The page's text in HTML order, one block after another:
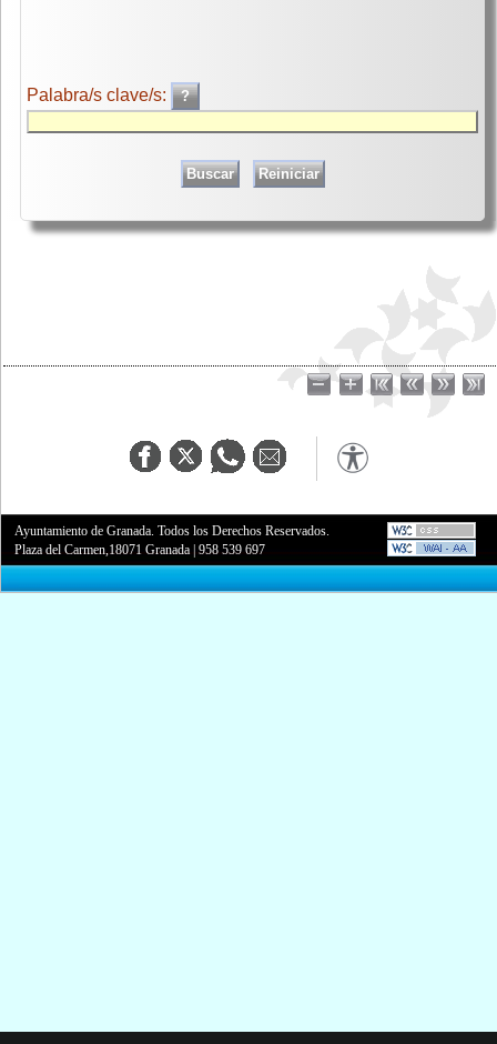
Palabra/s clave/s:
Ayuntamiento de Granada. Todos los Derechos Reservados.
Plaza del Carmen,18071 Granada |958 539 697